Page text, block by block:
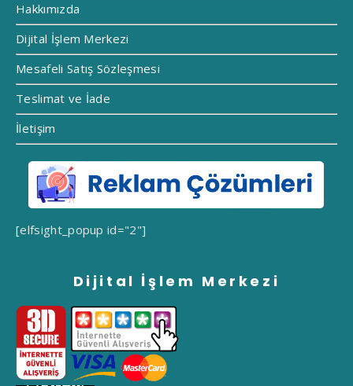
Hakkımızda
Dijital İşlem Merkezi
Mesafeli Satış Sözleşmesi
Teslimat ve İade
İletişim
[elfsight_popup id="2"]
Dijital İşlem Merkezi